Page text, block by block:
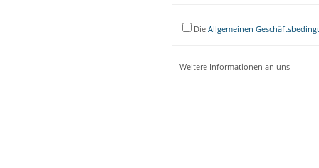
Die Allgemeinen
Weitere Informationen an uns